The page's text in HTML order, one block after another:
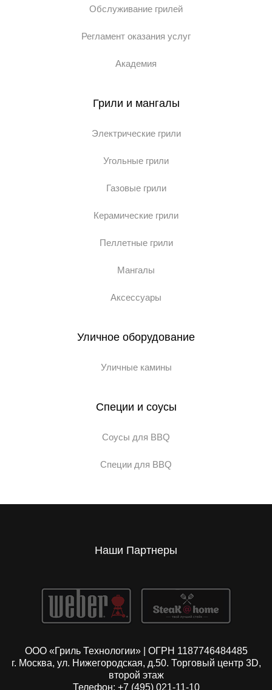
Обслуживание грилей
Регламент оказания услуг
Академия
Грили и мангалы
Электрические грили
Угольные грили
Газовые грили
Керамические грили
Пеллетные грили
Мангалы
Аксессуары
Уличное оборудование
Уличные камины
Специи и соусы
Соусы для BBQ
Специи для BBQ
Наши Партнеры
ООО «Гриль Технологии» | ОГРН 1187746484485
г. Москва, ул. Нижегородская, д.50. Торговый центр 3D,
второй этаж
Телефон: +7 (495) 021-11-10